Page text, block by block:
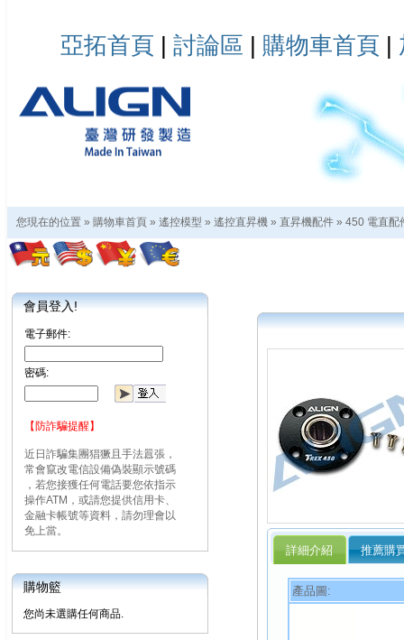
亞拓首頁 | 討論區 | 購物車首頁 |
您現在的位置 » 購物車首頁 » 遙控模型 » 遙控直昇機 » 直昇機配件 » 450 電直配
會員登入!
電子郵件:
密碼:
【防詐騙提醒】
近日詐騙集團猖獗且手法囂張，
常會竄改電信設備偽裝顯示號碼
，若您接獲任何電話要您依指示
操作ATM，或請您提供信用卡、
金融卡帳號等資料，請勿理會以
免上當。
購物籃
您尚未選購任何商品.
詳細介紹 推薦購
產品圖: